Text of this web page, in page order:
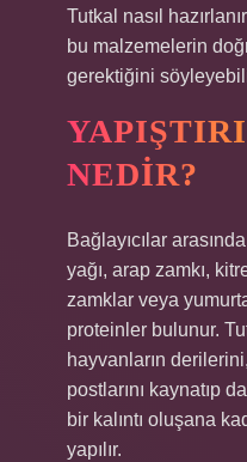
Tutkal nasıl
bu malzemelerin
gerektiğini
NEDIR?
Bağlayıcılar
yağı, arap zamkı,
zamklar veya
proteinler bulunur.
hayvanların
postlarını kaynatıp
bir kalıntı oluşana
yapılır.